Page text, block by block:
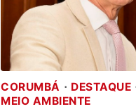
CORUMBÁ
DESTAQUE
MEIO AMBIENTE